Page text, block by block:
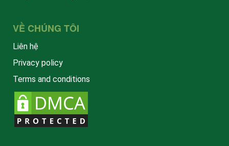
VỀ CHÚNG TÔI
Liên hệ
Privacy policy
Terms and conditions